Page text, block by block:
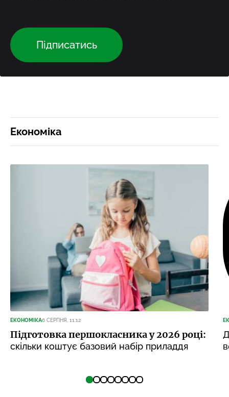
Підписатись
Економіка
ЕКОНОМІКА6 СЕРПНЯ, 11:12
Підготовка першокласника у 2026 році:
скільки коштує базовий набір приладдя